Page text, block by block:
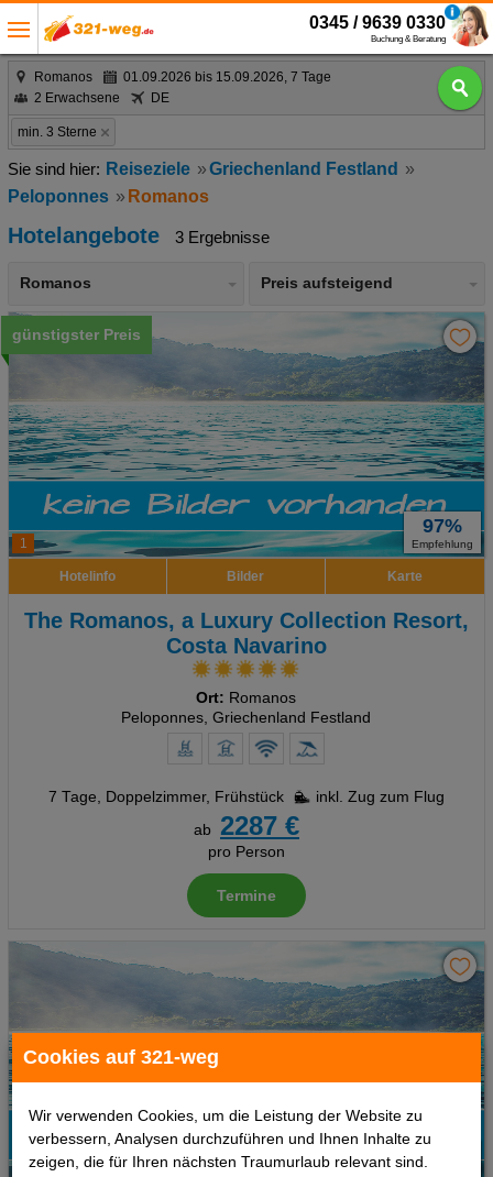
Cookies auf 321-weg
Wir verwenden Cookies, um die Leistung der Website zu
verbessern, Analysen durchzuführen und Ihnen Inhalte zu
zeigen, die für Ihren nächsten Traumurlaub relevant sind.
0345 / 9639 0330
Buchung & Beratung
Romanos
01.09.2026 bis 15.09.2026, 7 Tage
2 Erwachsene
DE
min. 3 Sterne
Reiseziele
Griechenland Festland
Peloponnes
Romanos
Hotelangebote 3 Ergebnisse
Romanos Preis aufsteigend
1
günstigster Preis
97%
Empfehlung
Hotelinfo Bilder Karte
The Romanos, a Luxury Collection Resort,
Costa Navarino
Ort: Romanos
Peloponnes, Griechenland Festland
7 Tage, Doppelzimmer, Frühstück
inkl. Zug zum Flug
ab
2287 €
pro Person
Termine